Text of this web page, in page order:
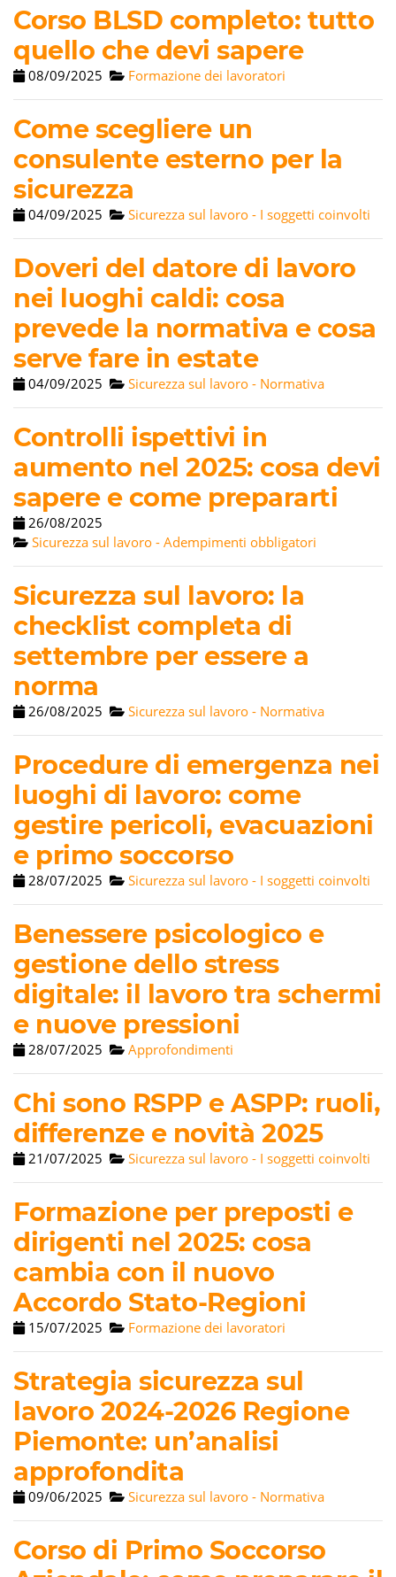
Corso BLSD completo: tutto
quello che devi sapere
08/09/2025 Formazione dei lavoratori
Come scegliere un
consulente esterno per la
sicurezza
04/09/2025 Sicurezza sul lavoro - I soggetti coinvolti
Doveri del datore di lavoro
nei luoghi caldi: cosa
prevede la normativa e cosa
serve fare in estate
04/09/2025 Sicurezza sul lavoro - Normativa
Controlli ispettivi in
aumento nel 2025: cosa devi
sapere e come prepararti
26/08/2025
Sicurezza sul lavoro - Adempimenti obbligatori
Sicurezza sul lavoro: la
checklist completa di
settembre per essere a
norma
26/08/2025 Sicurezza sul lavoro - Normativa
Procedure di emergenza nei
luoghi di lavoro: come
gestire pericoli, evacuazioni
e primo soccorso
28/07/2025 Sicurezza sul lavoro - I soggetti coinvolti
Benessere psicologico e
gestione dello stress
digitale: il lavoro tra schermi
e nuove pressioni
28/07/2025 Approfondimenti
Chi sono RSPP e ASPP: ruoli,
differenze e novità 2025
21/07/2025 Sicurezza sul lavoro - I soggetti coinvolti
Formazione per preposti e
dirigenti nel 2025: cosa
cambia con il nuovo
Accordo Stato-Regioni
15/07/2025 Formazione dei lavoratori
Strategia sicurezza sul
lavoro 2024-2026 Regione
Piemonte: un’analisi
approfondita
09/06/2025 Sicurezza sul lavoro - Normativa
Corso di Primo Soccorso